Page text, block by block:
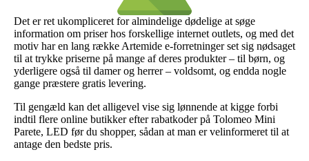
Det er ret ukompliceret for almindelige dødelige at søge
information om priser hos forskellige internet outlets, og med det
motiv har en lang række Artemide e-forretninger set sig nødsaget
til at trykke priserne på mange af deres produkter – til børn, og
yderligere også til damer og herrer – voldsomt, og endda nogle
gange præstere gratis levering.
Til gengæld kan det alligevel vise sig lønnende at kigge forbi
indtil flere online butikker efter rabatkoder på Tolomeo Mini
Parete, LED før du shopper, sådan at man er velinformeret til at
antage den bedste pris.